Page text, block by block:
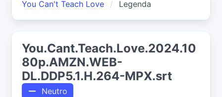
You Can't Teach Love Legenda
You.Cant.Teach.Love.2024.10
80p.AMZN.WEB-
DL.DDP5.1.H.264-MPX.srt
Neutro